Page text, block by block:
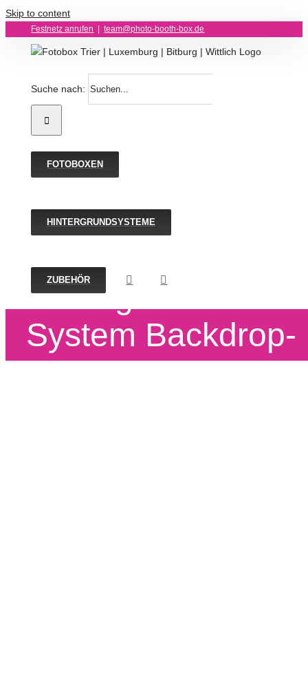
Skip to content
Festnetz anrufen team@photo-booth-box.de
Suche nach:
FOTOBOXEN
HINTERGRUNDSYSTEME
ZUBEHÖR
Hintergrundstoff für
System Backdrop-
PRO